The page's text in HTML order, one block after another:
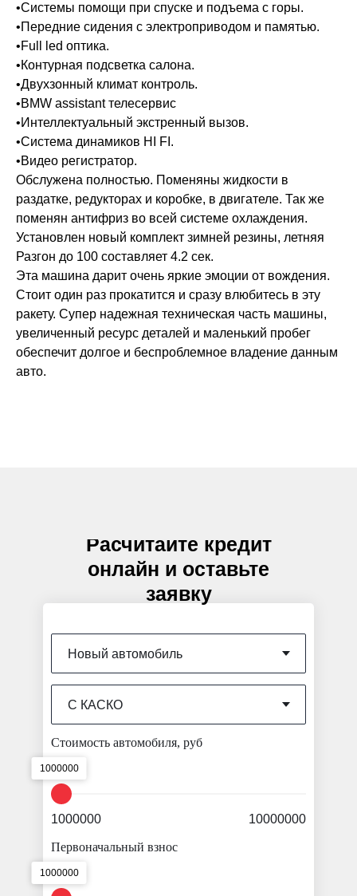
•Системы помощи при спуске и подъема с горы.
•Передние сидения с электроприводом и памятью.
•Full led оптика.
•Контурная подсветка салона.
•Двухзонный климат контроль.
•BMW assistant телесервис
•Интеллектуальный экстренный вызов.
•Система динамиков HI FI.
•Видео регистратор.
Обслужена полностью. Поменяны жидкости в
раздатке, редукторах и коробке, в двигателе. Так же
поменян антифриз во всей системе охлаждения.
Установлен новый комплект зимней резины, летняя
Разгон до 100 составляет 4.2 сек.
Эта машина дарит очень яркие эмоции от вождения.
Стоит один раз прокатится и сразу влюбитесь в эту
ракету. Супер надежная техническая часть машины,
увеличенный ресурс деталей и маленький пробег
обеспечит долгое и беспроблемное владение данным
авто.
Стоимость автомобиля, руб
1000000
1000000 10000000
Первоначальный взнос
1000000
Расчитайте кредит
онлайн и оставьте
заявку